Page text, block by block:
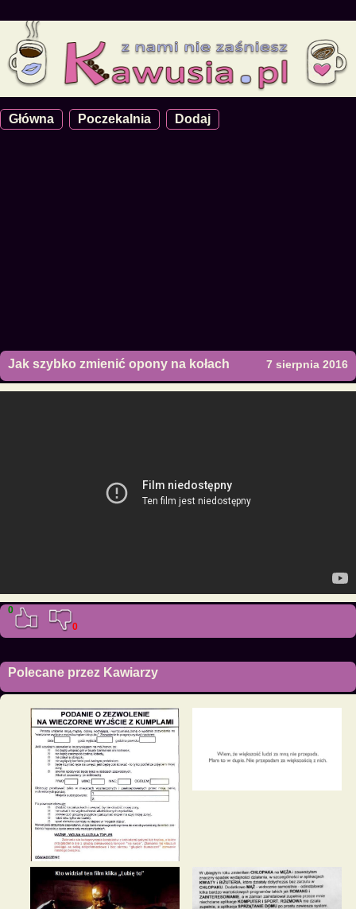
Główna Poczekalnia Dodaj
Jak szybko zmienić opony na kołach 7 sierpnia 2016
0
0
Polecane przez Kawiarzy